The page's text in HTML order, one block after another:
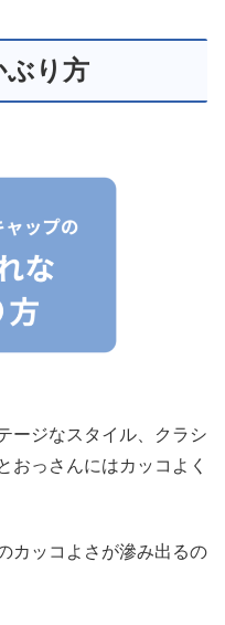
ぶり方
ージなスタイル、クラシ
おっさんにはカッコよく
カッコよさが滲み出るの